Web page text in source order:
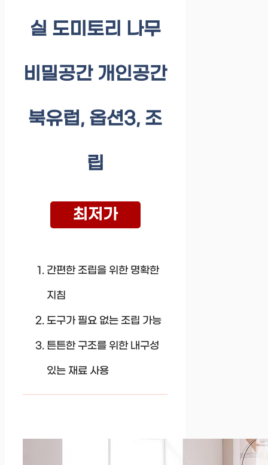
실 도미토리 나무
비밀공간 개인공간
북유럽, 옵션3, 조
립
최저가
간편한 조립을 위한 명확한
지침
도구가 필요 없는 조립 가능
튼튼한 구조를 위한 내구성
있는 재료 사용